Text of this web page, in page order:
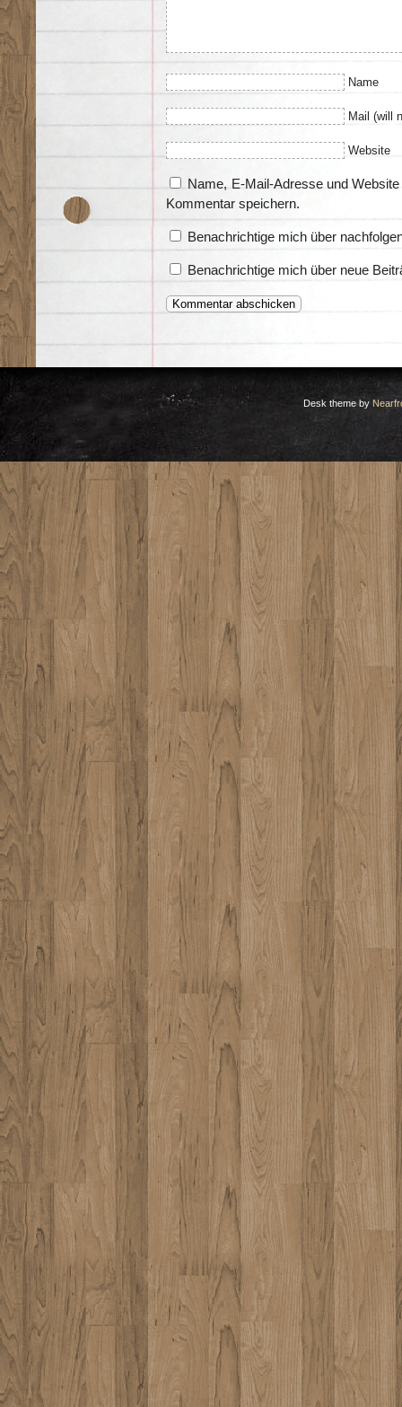
Name
Mail (will
Website
Name, E-Mail-Adresse und
Kommentar speichern.
Benachrichtige mich über
Benachrichtige mich über neue
Desk theme by